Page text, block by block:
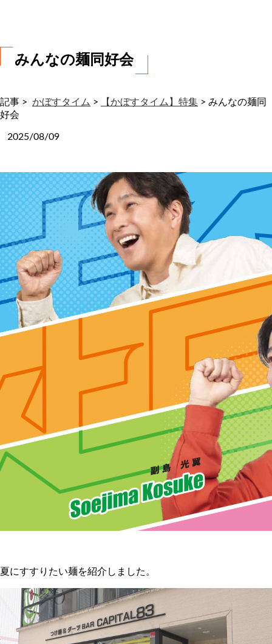
みんなの麺同好会
記事 > かぼすタイム > 【かぼすタイム】特集 > みんなの麺同
好会
2025/08/09
夏にすすりたい麺を紹介しました。